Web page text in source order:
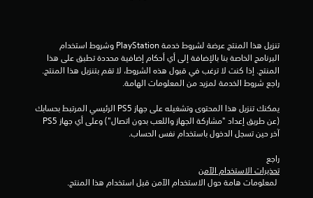
ا
ل
ت
ق
راجع شروط الخدمة لمزيد من المعلومات الهامة.
آخر حين تسجل الدخول باستخدام نفس الحساب.
راجع
تحذيرات الاستخدام الآمن